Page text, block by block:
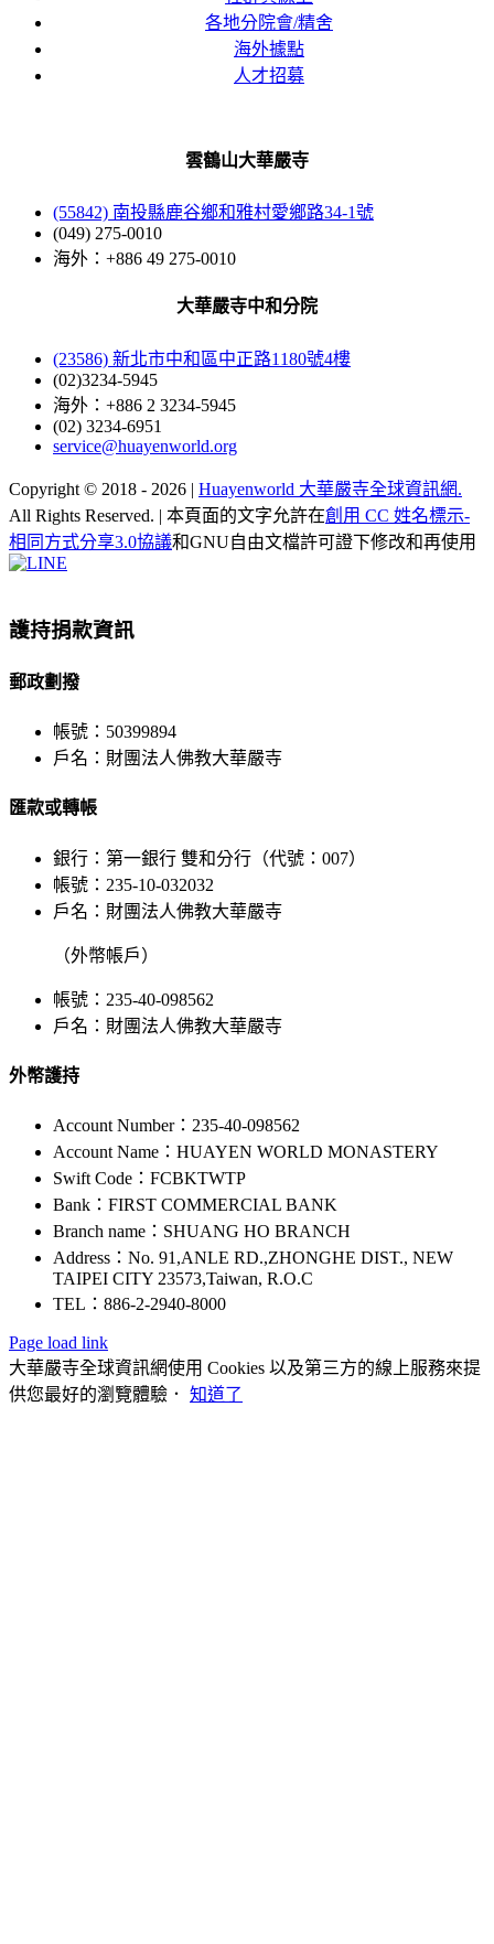
各地分院會/精舍
海外據點
人才招募
雲鶴山大華嚴寺
(55842) 南投縣鹿谷鄉和雅村愛鄉路34-1號
(049) 275-0010
海外：+886 49 275-0010
大華嚴寺中和分院
(23586) 新北市中和區中正路1180號4樓
(02)3234-5945
海外：+886 2 3234-5945
(02) 3234-6951
service@huayenworld.org
Copyright © 2018 - 2026 | Huayenworld 大華嚴寺全球資訊網.
All Rights Reserved. | 本頁面的文字允許在創用 CC 姓名標示-
相同方式分享3.0協議和GNU自由文檔許可證下修改和再使用
Facebook
X
WeChat
YouTube
LINE
Bar
Area
護持捐款資訊
郵政劃撥
帳號：50399894
戶名：財團法人佛教大華嚴寺
匯款或轉帳
銀行：第一銀行 雙和分行（代號：007）
帳號：235-10-032032
戶名：財團法人佛教大華嚴寺
（外幣帳戶）
帳號：235-40-098562
戶名：財團法人佛教大華嚴寺
外幣護持
Account Number：235-40-098562
Account Name：HUAYEN WORLD MONASTERY
Swift Code：FCBKTWTP
Bank：FIRST COMMERCIAL BANK
Branch name：SHUANG HO BRANCH
Address：No. 91,ANLE RD.,ZHONGHE DIST., NEW
TAIPEI CITY 23573,Taiwan, R.O.C
TEL：886-2-2940-8000
Page load link
大華嚴寺全球資訊網使用 Cookies 以及第三方的線上服務來提
供您最好的瀏覽體驗． 知道了